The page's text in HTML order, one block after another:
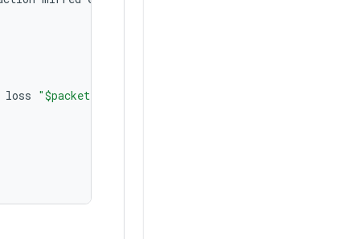
loss "$packetloss"